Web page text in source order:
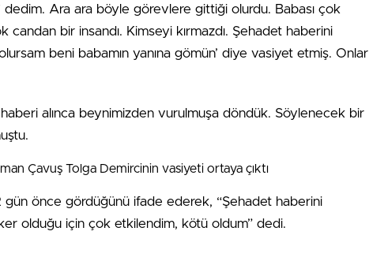
dedim. Ara ara böyle görevlere gittiği olurdu. Babası çok
bir insandı. Kimseyi kırmazdı. Şehadet haberini
olursam beni babamın yanına gömün’ diye vasiyet etmiş. Onlar
alınca beynimizden vurulmuşa döndük. Söylenecek bir
önce gördüğünü ifade ederek, “Şehadet haberini
olduğu için çok etkilendim, kötü oldum” dedi.